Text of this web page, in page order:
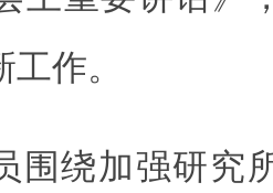
作。
围绕加强研究